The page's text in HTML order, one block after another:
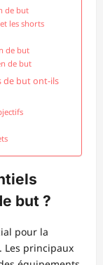
de but
les shorts
de but
de but
de but ont-ils
but ?
pour la
Les principaux